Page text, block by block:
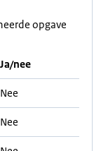
opgave
Ja/nee
Nee
Nee